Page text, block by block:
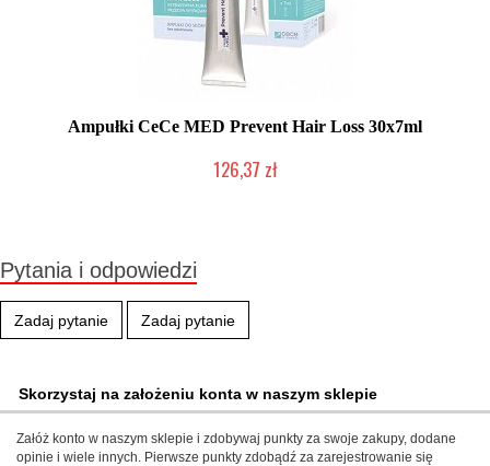
Ampułki CeCe MED Prevent Hair Loss 30x7ml
126,37 zł
Pytania i odpowiedzi
Zadaj pytanie Zadaj pytanie
Skorzystaj na założeniu konta w naszym sklepie
Załóż konto w naszym sklepie i zdobywaj punkty za swoje zakupy, dodane
opinie i wiele innych. Pierwsze punkty zdobądź za zarejestrowanie się